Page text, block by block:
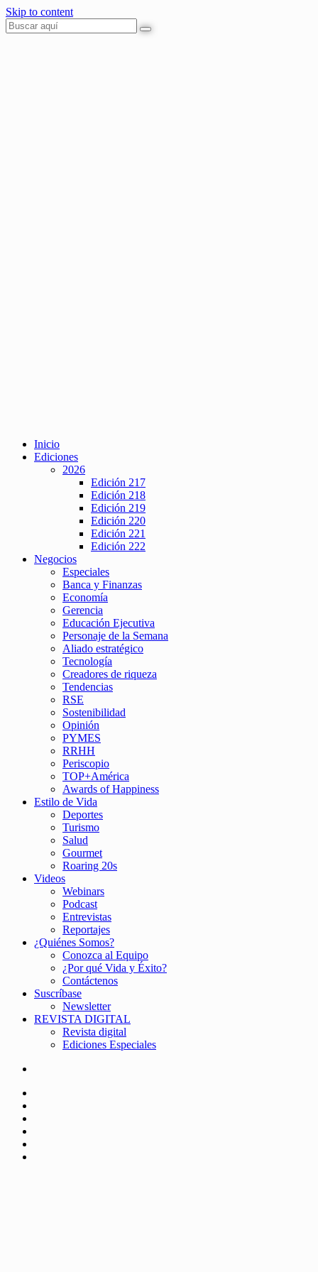
Skip to content
Inicio
Ediciones
2026
Edición 217
Edición 218
Edición 219
Edición 220
Edición 221
Edición 222
Negocios
Especiales
Banca y Finanzas
Economía
Gerencia
Educación Ejecutiva
Personaje de la Semana
Aliado estratégico
Tecnología
Creadores de riqueza
Tendencias
RSE
Sostenibilidad
Opinión
PYMES
RRHH
Periscopio
TOP+América
Awards of Happiness
Estilo de Vida
Deportes
Turismo
Salud
Gourmet
Roaring 20s
Videos
Webinars
Podcast
Entrevistas
Reportajes
¿Quiénes Somos?
Conozca al Equipo
¿Por qué Vida y Éxito?
Contáctenos
Suscríbase
Newsletter
REVISTA DIGITAL
Revista digital
Ediciones Especiales